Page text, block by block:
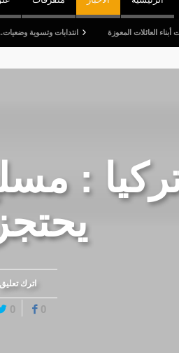
المعوزة انتدابات وتسوية وضعيات.. وترفيع في
:
اترك تعليق
0
0